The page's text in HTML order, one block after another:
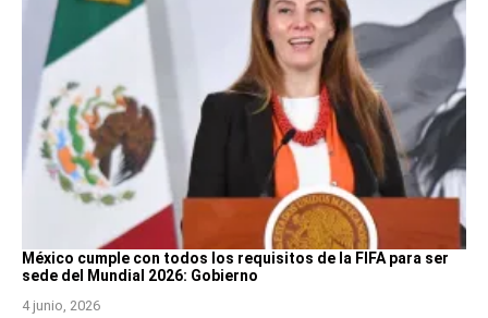
México cumple con todos los requisitos de la FIFA para ser
sede del Mundial 2026: Gobierno
4 junio, 2026